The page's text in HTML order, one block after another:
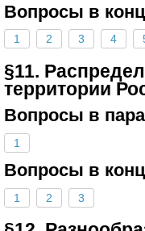
Вопросы в
1 2 3 4
§11.
территории
Вопросы в
1
Вопросы в
1 2 3